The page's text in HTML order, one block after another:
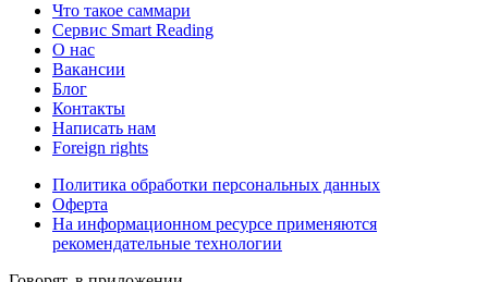
Что такое саммари
Сервис Smart Reading
О нас
Вакансии
Блог
Контакты
Написать нам
Foreign rights
Политика обработки персональных данных
Оферта
На информационном ресурсе применяются
рекомендательные технологии